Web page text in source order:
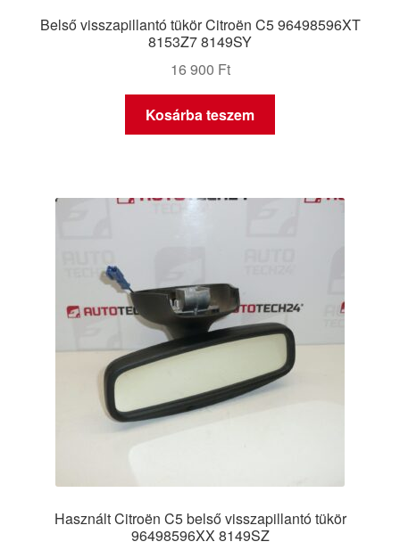
Belső visszapillantó tükör Citroën C5 96498596XT
8153Z7 8149SY
16 900 Ft
Kosárba teszem
Használt Citroën C5 belső visszapillantó tükör
96498596XX 8149SZ